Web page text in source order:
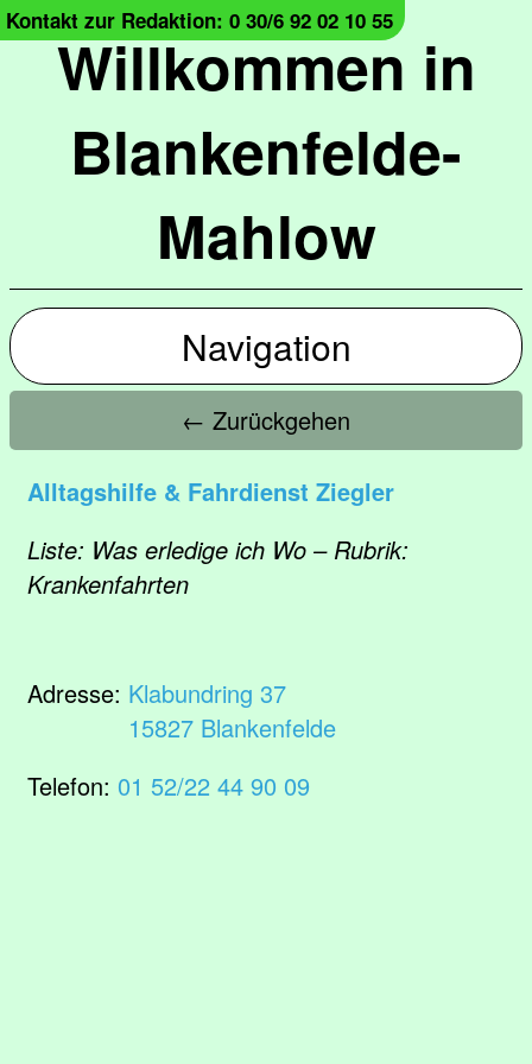
Willkommen in
Blankenfelde-
Mahlow
Kontakt zur Redaktion: 0 30/6 92 02 10 55
Navigation
← Zurückgehen
Alltagshilfe & Fahrdienst Ziegler
Liste: Was erledige ich Wo – Rubrik:
Krankenfahrten
Adresse: Klabundring 37
15827 Blankenfelde
Telefon: 01 52/22 44 90 09